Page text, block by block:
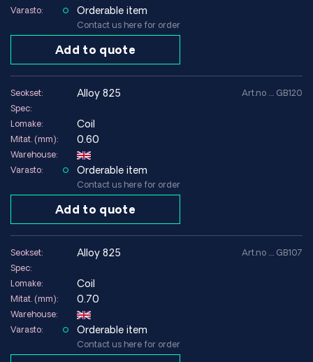
Varasto:
Orderable item
Contact us here for order
Add to quote
Seokset: alloy 825
Spec:
Lomake:
Coil
Mitat. (mm): 0.60
Warehouse:
Varasto:
Orderable item
Contact us here for order
Add to quote
Art.no .... GB120
Seokset: alloy 825
Spec:
Lomake:
Coil
Mitat. (mm): 0.70
Warehouse:
Varasto:
Orderable item
Contact us here for order
Art.no .... GB107